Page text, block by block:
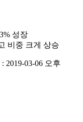
성장
비중 크게 상승
2019-03-06 오후